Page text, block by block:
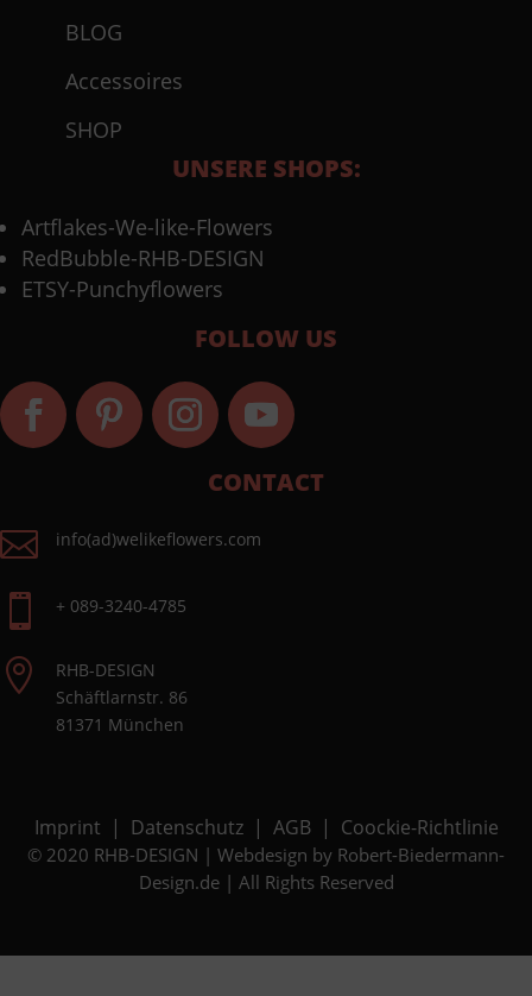
BLOG
Accessoires
SHOP
UNSERE SHOPS:
Artflakes-We-like-Flowers
RedBubble-RHB-DESIGN
ETSY-Punchyflowers
FOLLOW US
CONTACT
 info(ad)welikeflowers.com
 + 089-3240-4785

RHB-DESIGN
Schäftlarnstr. 86
81371 München
Imprint | Datenschutz| AGB| Coockie-Richtlinie
© 2020 RHB-DESIGN | Webdesign by Robert-Biedermann-
Design.de| All Rights Reserved